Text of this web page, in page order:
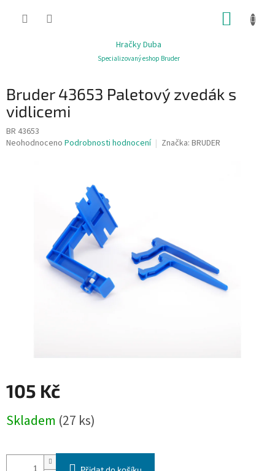
Hračky Duba
Specializovaný eshop Bruder
Bruder 43653 Paletový zvedák s
vidlicemi
BR 43653
Průměrné
Neohodnoceno Podrobnosti hodnocení Značka: BRUDER
105 Kč
cena:
Skladem (27 ks)